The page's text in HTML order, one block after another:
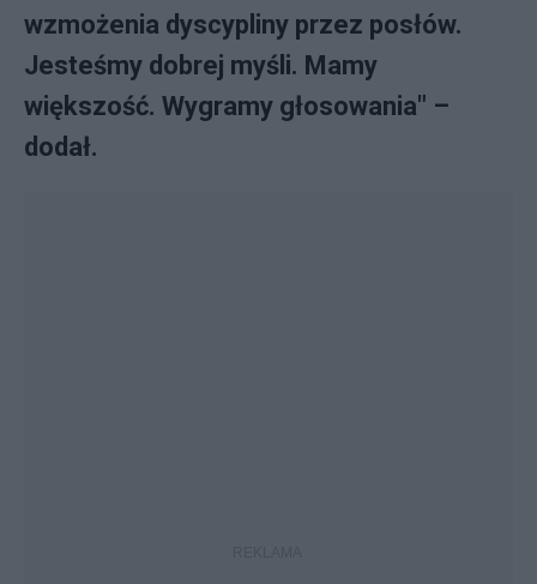
wzmożenia dyscypliny przez posłów.
Jesteśmy dobrej myśli. Mamy
większość. Wygramy głosowania" –
dodał.